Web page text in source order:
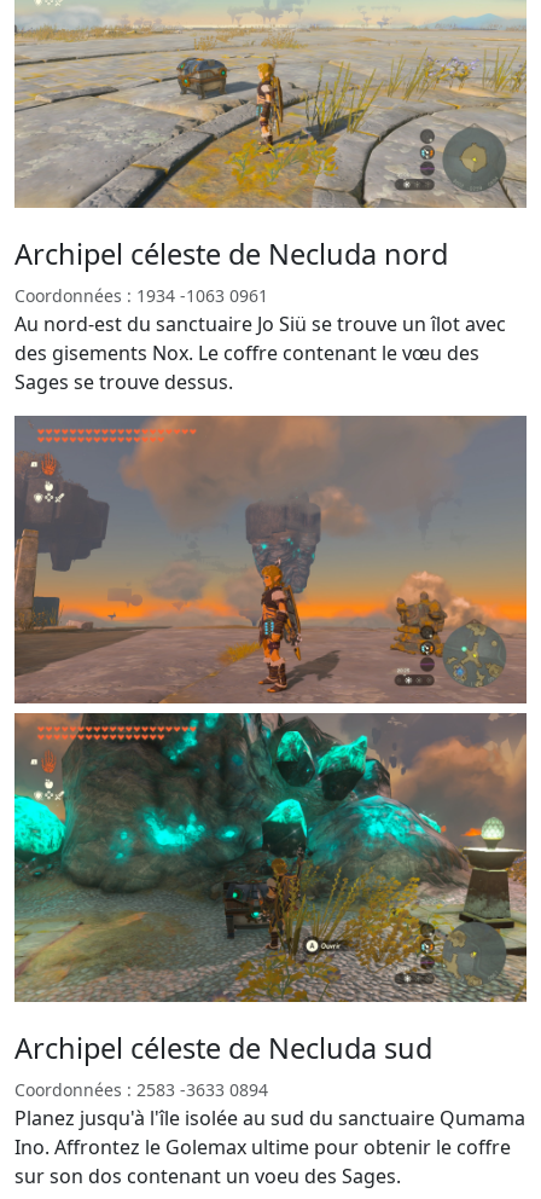
Archipel céleste de Necluda nord
Coordonnées : 1934 -1063 0961
Au nord-est du sanctuaire Jo Siü se trouve un îlot avec
des gisements Nox. Le coffre contenant le vœu des
Sages se trouve dessus.
Archipel céleste de Necluda sud
Coordonnées : 2583 -3633 0894
Planez jusqu'à l'île isolée au sud du sanctuaire Qumama
Ino. Affrontez le Golemax ultime pour obtenir le coffre
sur son dos contenant un voeu des Sages.